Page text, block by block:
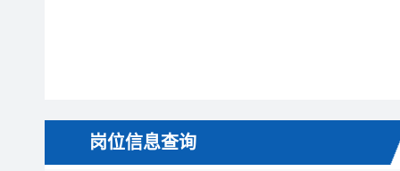
岗位信息查询